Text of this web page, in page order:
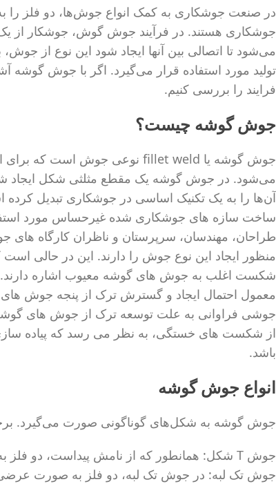
در صنعت جوشکاری به کمک انواع جوش‌ها، دو فلز
جوشکاری هستند. در فرآیند جوش گوش، جوشکار
می‌شود تا اتصالی بین آنها ایجاد شود این نوع از
تولید مورد استفاده قرار می‌گیرد. اگر با جوش گوشه
فرایند را بررسی کنیم.
جوش گوشه چیست؟
می‌شود. در جوش گوشه یک مقطع مثلثی شکل ایجاد
آن‌ها را به یک تکنیک اساسی در جوشکاری تبدیل
ساخت سازه های جوشکاری شده غیرحساس مورد
طراحان، مهندسان، سرپرستان و ناظران کارگاه
منظور ایجاد این نوع جوش را دارند. این در حالی
معمول احتمال ایجاد و گسترش ترک از پنجه جوش
جوشی فراوانی به علت توسعه ترک از جوش های گوشه
از شکست های خستگی، به نظر می رسد که پیاده
باشد.
انواع جوش گوشه
جوش گوشه به شکل‌های گوناگونی صورت می‌گیرد.
جوش T شکل: همانطور که از نامش پیداست، دو فلز به صورت قائم روی هم قرار گرفته و در زاویه‌ی 90 درجه جوش صورت می‌گیرد.
جوش تک لبه: در جوش تک لبه، دو فلز به صورت